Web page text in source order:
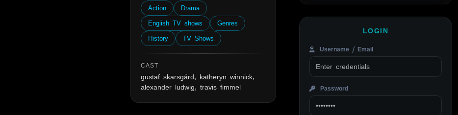
Action
Drama
English TV shows
Genres
History
TV Shows
CAST
gustaf skarsgård, katheryn winnick,
alexander ludwig, travis fimmel
LOGIN
Username / Email
Password